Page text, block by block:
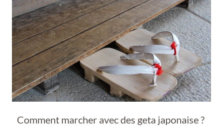
Comment marcher avec des geta japonaise ?